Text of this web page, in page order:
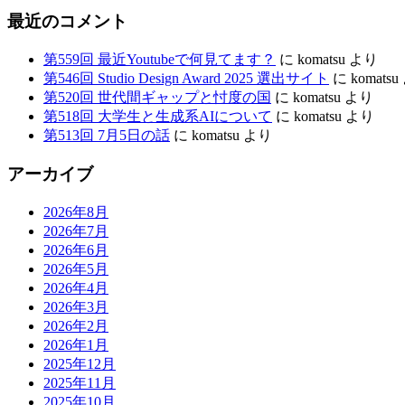
最近のコメント
第559回 最近Youtubeで何見てます？ に komatsu より
第546回 Studio Design Award 2025 選出サイト に komatsu
第520回 世代間ギャップと忖度の国 に komatsu より
第518回 大学生と生成系AIについて に komatsu より
第513回 7月5日の話 に komatsu より
アーカイブ
2026年8月
2026年7月
2026年6月
2026年5月
2026年4月
2026年3月
2026年2月
2026年1月
2025年12月
2025年11月
2025年10月